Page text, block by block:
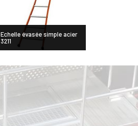
Echelle évasée simple acier
3211